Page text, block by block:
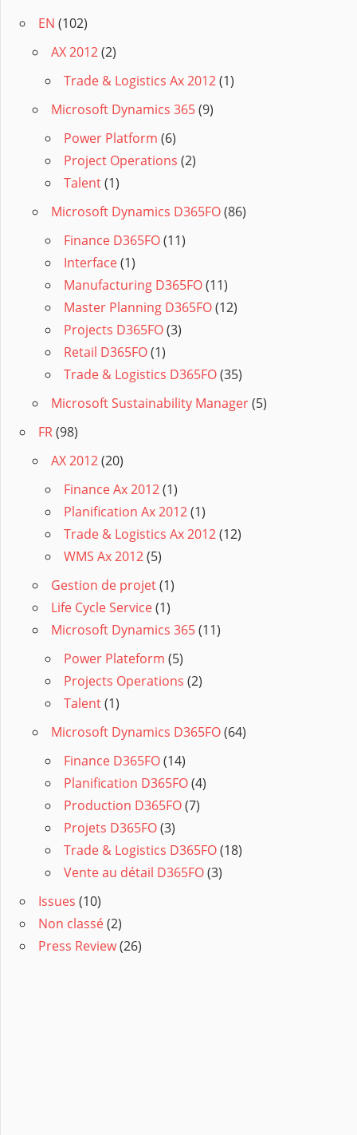
EN (102)
AX 2012(2)
Trade & Logistics Ax 2012(1)
Microsoft Dynamics 365(9)
Power Platform (6)
Project Operations (2)
Talent(1)
Microsoft Dynamics D365FO(86)
Finance D365FO(11)
Interface(1)
Manufacturing D365FO(11)
Master Planning D365FO(12)
Projects D365FO(3)
Retail D365FO(1)
Trade & Logistics D365FO(35)
Microsoft Sustainability Manager(5)
FR(98)
AX 2012(20)
Finance Ax 2012(1)
Planification Ax 2012(1)
Trade & Logistics Ax 2012(12)
WMS Ax 2012(5)
Gestion de projet(1)
Life Cycle Service(1)
Microsoft Dynamics 365(11)
Power Plateform (5)
Projects Operations (2)
Talent(1)
Microsoft Dynamics D365FO(64)
Finance D365FO(14)
Planification D365FO(4)
Production D365FO(7)
Projets D365FO(3)
Trade & Logistics D365FO(18)
Vente au détail D365FO(3)
Issues (10)
Non classé(2)
Press Review(26)